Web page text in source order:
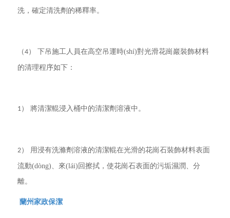
洗，確定清洗劑的稀釋率。
（4） 下吊施工人員在高空吊運時(shí)對光滑花崗巖裝飾材料
的清理程序如下：
1） 將清潔輥浸入桶中的清潔劑溶液中。
2） 用浸有洗滌劑溶液的清潔輥在光滑的花崗石裝飾材料表面
流動(dòng)、來(lái)回擦拭，使花崗石表面的污垢濕潤、分
離。
蘭州家政保潔